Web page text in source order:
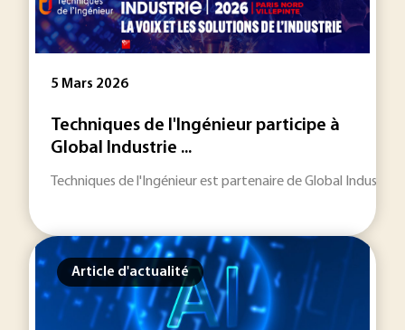
5 Mars 2026
Techniques de l'Ingénieur participe à
Global Industrie ...
Techniques de l'Ingénieur est partenaire de Global Industrie
Article d'actualité